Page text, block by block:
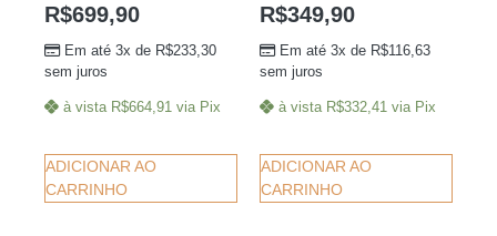
R$699,90
Em até 3x de R$233,30
sem juros
à vista R$664,91 via Pix
ADICIONAR AO
CARRINHO
R$349,90
Em até 3x de R$116,63
sem juros
à vista R$332,41 via Pix
ADICIONAR AO
CARRINHO